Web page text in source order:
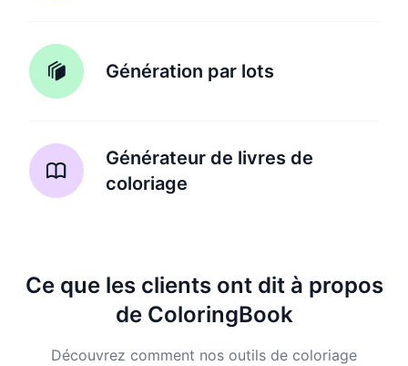
Génération par lots
Générateur de livres de
coloriage
Ce que les clients ont dit à propos
de ColoringBook
Découvrez comment nos outils de coloriage